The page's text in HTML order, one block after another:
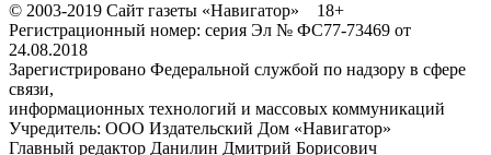
© 2003-2019 Сайт газеты «Навигатор» 18+
Регистрационный номер: серия Эл № ФС77-73469 от
24.08.2018
Зарегистрировано Федеральной службой по надзору в сфере
связи,
информационных технологий и массовых коммуникаций
Учредитель: ООО Издательский Дом «Навигатор»
Главный редактор Данилин Дмитрий Борисович